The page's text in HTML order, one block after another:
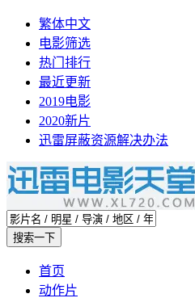
繁体中文
电影筛选
热门排行
最近更新
2019电影
2020新片
迅雷屏蔽资源解决办法
首页
动作片